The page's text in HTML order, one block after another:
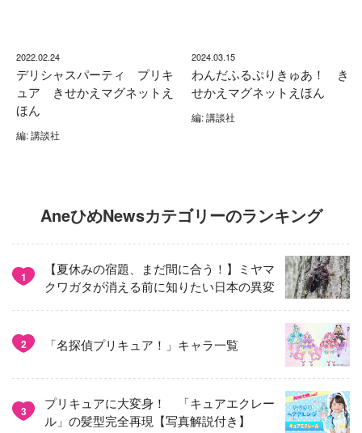
2022.02.24
デリシャスパーティ プリキ
ュア きせかえマグネットえ
ほん
編: 講談社
2024.03.15
わんだふるぷりきゅあ！ き
せかえマグネットえほん
編: 講談社
AneひめNewsカテゴリーのランキング
1
【夏休みの宿題、まだ間に合う！】ミヤマ
クワガタが消える前に知りたい日本の異変
2 「名探偵プリキュア！」キャラ一覧
3
プリキュアに大変身！ 「キュアエクレー
ル」の髪型完全再現【写真解説付き】